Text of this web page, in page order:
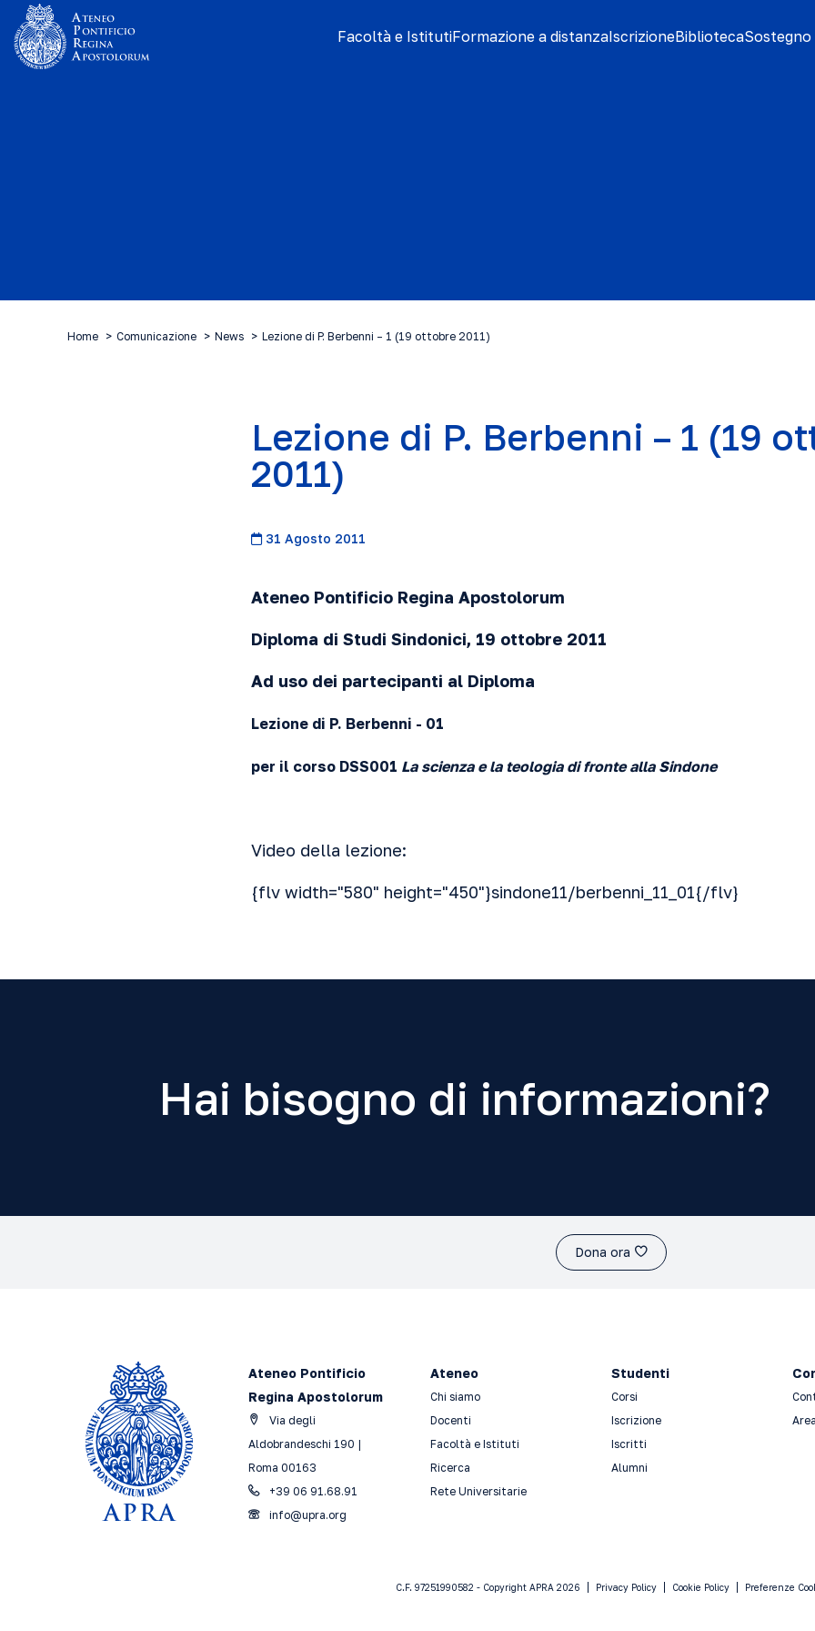
Facoltà e IstitutiFormazione a distanzaIscrizioneBiblioteca
Home Comunicazione News Lezione di P. Berbenni – 1 (19 ottobre 2011)
Lezione di P. Berbenni – 1 (19
2011)
31 Agosto 2011
Ateneo Pontificio Regina Apostolorum
Diploma di Studi Sindonici, 19 ottobre 2011
Ad uso dei partecipanti al Diploma
Lezione di P. Berbenni - 01
per il corso DSS001 La scienza e la teologia di fronte alla Sindone
Video della lezione:
{flv width="580" height="450"}sindone11/berbenni_11_01{/flv}
Hai bisogno di informazioni?
Dona ora
Ateneo Pontificio
Regina Apostolorum
Via degli
Aldobrandeschi 190 |
Roma 00163
+39 06 91.68.91
info@upra.org
Ateneo
Chi siamo
Docenti
Facoltà e Istituti
Ricerca
Rete Universitarie
Studenti
Corsi
Iscrizione
Iscritti
Alumni
C.F. 97251990582 - Copyright APRA 2026 Privacy Policy Cookie Policy Preferenze